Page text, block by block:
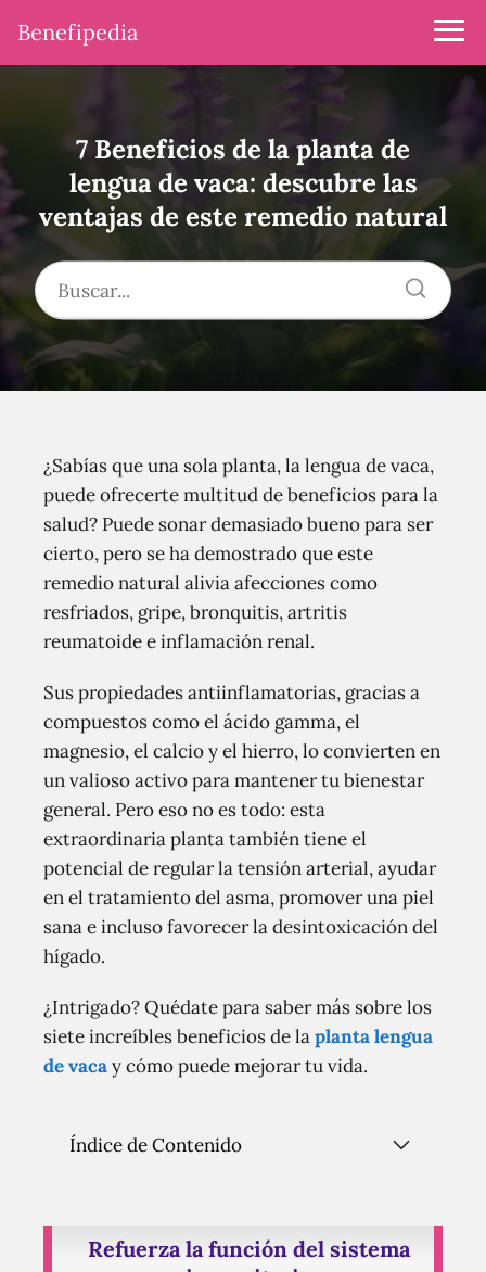
Benefipedia
7 Beneficios de la planta de
lengua de vaca: descubre las
ventajas de este remedio natural
¿Sabías que una sola planta, la lengua de vaca,
puede ofrecerte multitud de beneficios para la
salud? Puede sonar demasiado bueno para ser
cierto, pero se ha demostrado que este
remedio natural alivia afecciones como
resfriados, gripe, bronquitis, artritis
reumatoide e inflamación renal.
Sus propiedades antiinflamatorias, gracias a
compuestos como el ácido gamma, el
magnesio, el calcio y el hierro, lo convierten en
un valioso activo para mantener tu bienestar
general. Pero eso no es todo: esta
extraordinaria planta también tiene el
potencial de regular la tensión arterial, ayudar
en el tratamiento del asma, promover una piel
sana e incluso favorecer la desintoxicación del
hígado.
¿Intrigado? Quédate para saber más sobre los
siete increíbles beneficios de laplanta lengua
de vacay cómo puede mejorar tu vida.
Índice de Contenido
Refuerza la función del sistema